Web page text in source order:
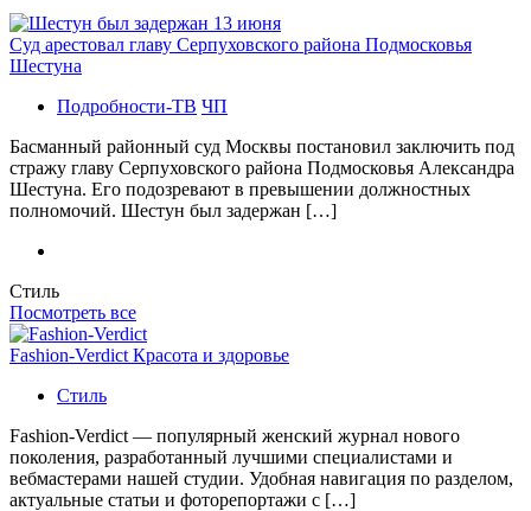
Суд арестовал главу Серпуховского района Подмосковья
Шестуна
Подробности-ТВ ЧП
Басманный районный суд Москвы постановил заключить под
стражу главу Серпуховского района Подмосковья Александра
Шестуна. Его подозревают в превышении должностных
полномочий. Шестун был задержан […]
Стиль
Посмотреть все
Fashion-Verdict Красота и здоровье
Стиль
Fashion-Verdict — популярный женский журнал нового
поколения, разработанный лучшими специалистами и
вебмастерами нашей студии. Удобная навигация по разделом,
актуальные статьи и фоторепортажи с […]